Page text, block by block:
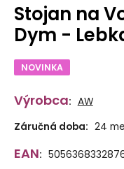
Stojan na
Dym -
NOVINKA
Výrobca: AW
Záručná doba: 24
EAN: